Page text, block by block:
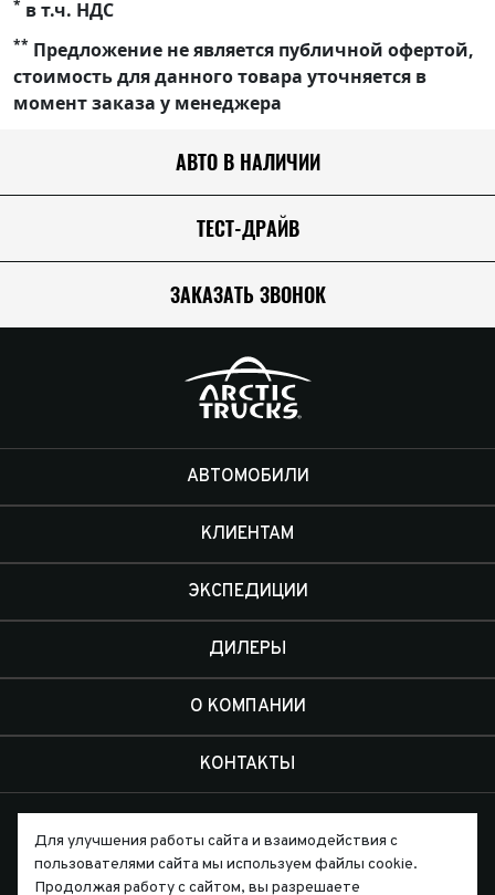
* в т.ч. НДС
** Предложение не является публичной офертой,
стоимость для данного товара уточняется в
момент заказа у менеджера
АВТО В НАЛИЧИИ
ТЕСТ-ДРАЙВ
ЗАКАЗАТЬ ЗВОНОК
АВТОМОБИЛИ
КЛИЕНТАМ
ЭКСПЕДИЦИИ
ДИЛЕРЫ
О КОМПАНИИ
КОНТАКТЫ
Для улучшения работы сайта и взаимодействия с
пользователями сайта мы используем файлы cookie.
Продолжая работу с сайтом, вы разрешаете